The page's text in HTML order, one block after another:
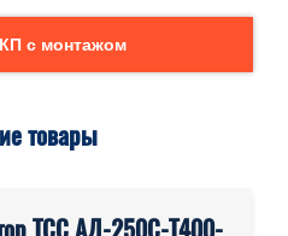
с монтажом
товары
ТСС АД-250С-Т400-